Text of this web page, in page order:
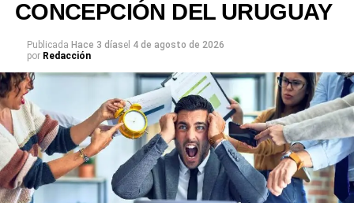
Será 14 y 15 de agosto de 2026 con la siguiente
programación:
CONCEPCIÓN DEL URUGUAY
Publicada Hace 3 díasel 4 de agosto de 2026
por Redacción